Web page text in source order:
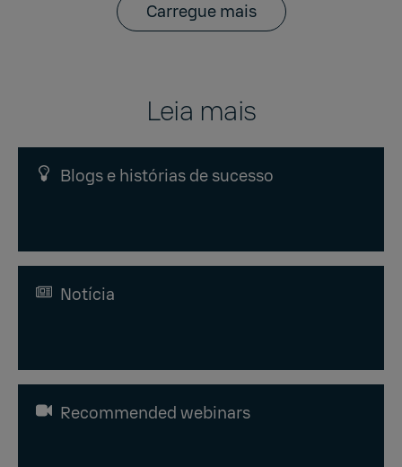
Carregue mais
Leia mais
Blogs e histórias de sucesso
Notícia
Recommended webinars